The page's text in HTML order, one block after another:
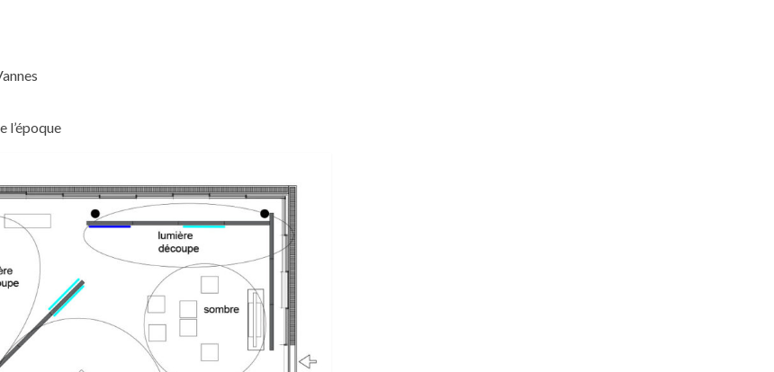
l’époque